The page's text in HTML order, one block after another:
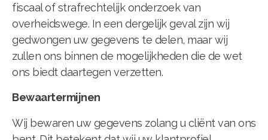
fiscaal of strafrechtelijk onderzoek van
overheidswege. In een dergelijk geval zijn wij
gedwongen uw gegevens te delen, maar wij
zullen ons binnen de mogelijkheden die de wet
ons biedt daartegen verzetten.
Bewaartermijnen
Wij bewaren uw gegevens zolang u cliënt van ons